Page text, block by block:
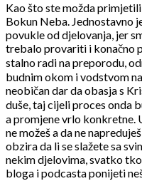
Kao što ste možda
Bokun Neba. Jednostavno
povukle od djelovanja, jer
trebalo provariti i konačno
stalno radi na preporodu,
budnim okom i vodstvom
neobičan dar da obasja s
duše, taj cijeli proces onda
a promjene vrlo konkretne.
ne možeš a da ne
obzira da li se slažete sa
nekim djelovima, svatko
bloga i podcasta ponijeti